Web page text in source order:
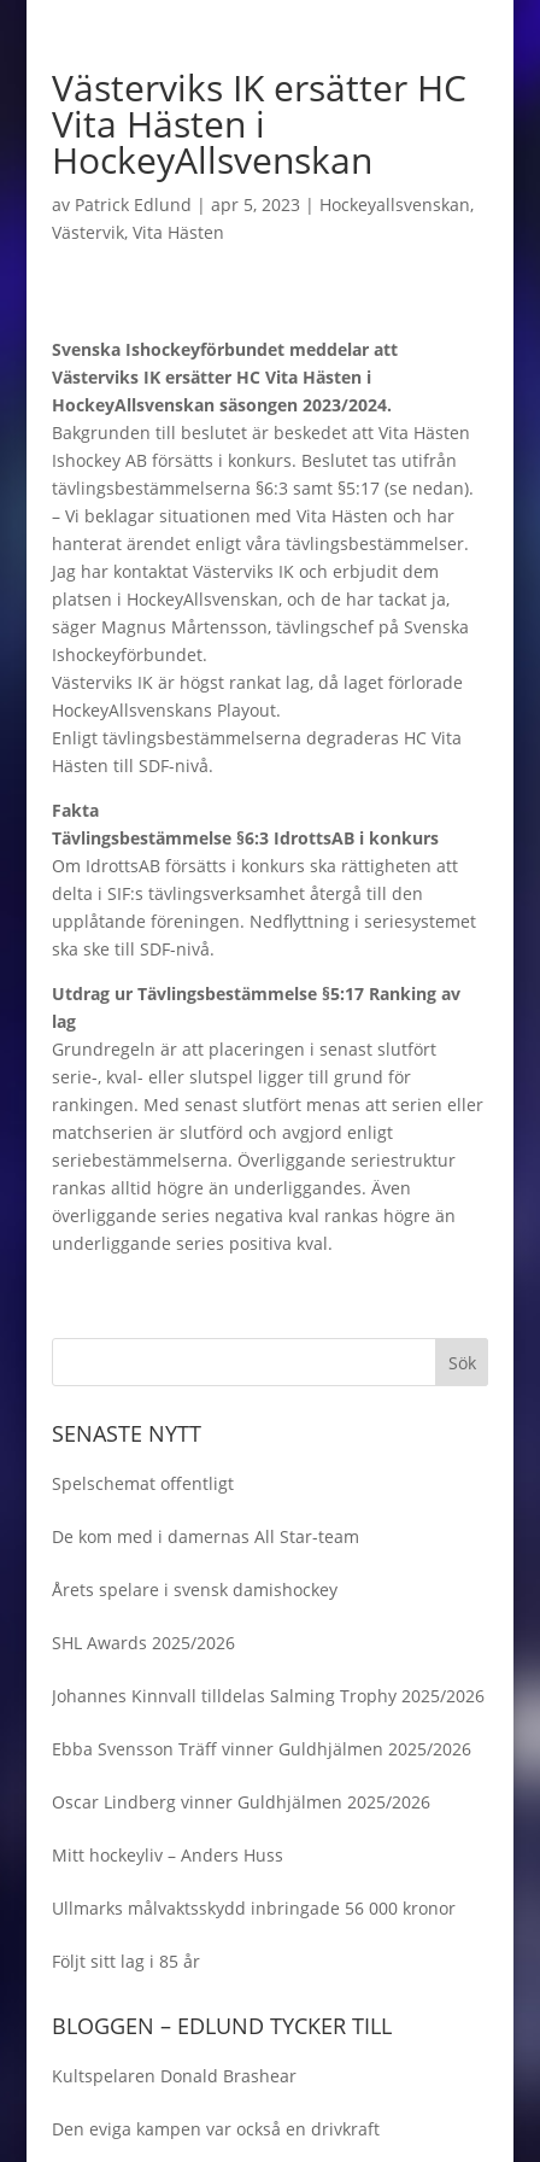
Västerviks IK ersätter HC
Vita Hästen i
HockeyAllsvenskan
av Patrick Edlund | apr 5, 2023 | Hockeyallsvenskan,
Västervik, Vita Hästen
Svenska Ishockeyförbundet meddelar att
Västerviks IK ersätter HC Vita Hästen i
HockeyAllsvenskan säsongen 2023/2024.
Bakgrunden till beslutet är beskedet att Vita Hästen
Ishockey AB försätts i konkurs. Beslutet tas utifrån
tävlingsbestämmelserna §6:3 samt §5:17 (se nedan).
– Vi beklagar situationen med Vita Hästen och har
hanterat ärendet enligt våra tävlingsbestämmelser.
Jag har kontaktat Västerviks IK och erbjudit dem
platsen i HockeyAllsvenskan, och de har tackat ja,
säger Magnus Mårtensson, tävlingschef på Svenska
Ishockeyförbundet.
Västerviks IK är högst rankat lag, då laget förlorade
HockeyAllsvenskans Playout.
Enligt tävlingsbestämmelserna degraderas HC Vita
Hästen till SDF-nivå.
Fakta
Tävlingsbestämmelse §6:3 IdrottsAB i konkurs
Om IdrottsAB försätts i konkurs ska rättigheten att
delta i SIF:s tävlingsverksamhet återgå till den
upplåtande föreningen. Nedflyttning i seriesystemet
ska ske till SDF-nivå.
Utdrag ur Tävlingsbestämmelse §5:17 Ranking av
lag
Grundregeln är att placeringen i senast slutfört
serie-, kval- eller slutspel ligger till grund för
rankingen. Med senast slutfört menas att serien eller
matchserien är slutförd och avgjord enligt
seriebestämmelserna. Överliggande seriestruktur
rankas alltid högre än underliggandes. Även
överliggande series negativa kval rankas högre än
underliggande series positiva kval.
SENASTE NYTT
Spelschemat offentligt
De kom med i damernas All Star-team
Årets spelare i svensk damishockey
SHL Awards 2025/2026
Johannes Kinnvall tilldelas Salming Trophy 2025/2026
Ebba Svensson Träff vinner Guldhjälmen 2025/2026
Oscar Lindberg vinner Guldhjälmen 2025/2026
Mitt hockeyliv – Anders Huss
Ullmarks målvaktsskydd inbringade 56 000 kronor
Följt sitt lag i 85 år
BLOGGEN – EDLUND TYCKER TILL
Kultspelaren Donald Brashear
Den eviga kampen var också en drivkraft